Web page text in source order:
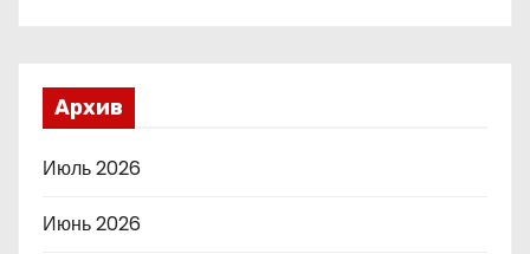
Архив
Июль 2026
Июнь 2026